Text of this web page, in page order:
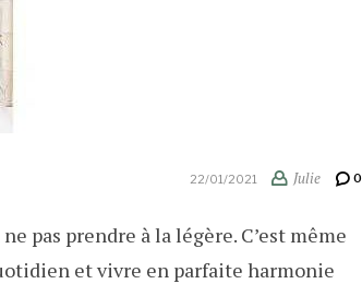
22/01/2021 Julie 0
pas prendre à la légère. C’est même
et vivre en parfaite harmonie